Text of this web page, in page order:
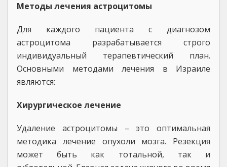
Методы лечения астроцитомы
Для каждого пациента с диагнозом
астроцитома разрабатывается строго
индивидуальный терапевтический план.
Основными методами лечения в Израиле
являются:
Хирургическое лечение
Удаление астроцитомы – это оптимальная
методика лечение опухоли мозга. Резекция
может быть как тотальной, так и